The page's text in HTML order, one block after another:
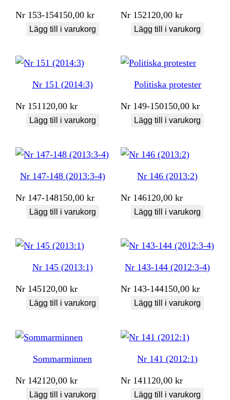
Nr 153-154150,00kr
Lägg till i varukorg
Nr 152120,00kr
Lägg till i varukorg
Nr 151 (2014:3)
Nr 151120,00kr
Lägg till i varukorg
Politiska protester
Nr 149-150150,00kr
Lägg till i varukorg
Nr 147-148 (2013:3-4)
Nr 147-148150,00kr
Lägg till i varukorg
Nr 146 (2013:2)
Nr 146120,00kr
Lägg till i varukorg
Nr 145 (2013:1)
Nr 145120,00kr
Lägg till i varukorg
Nr 143-144 (2012:3-4)
Nr 143-144150,00kr
Lägg till i varukorg
Sommarminnen
Nr 142120,00kr
Lägg till i varukorg
Nr 141 (2012:1)
Nr 141 120,00kr
Lägg till i varukorg